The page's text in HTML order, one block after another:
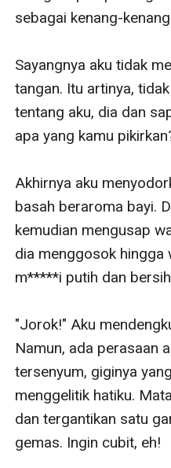
sebagai kenang-
Sayangnya aku tidak
tangan. Itu artinya,
tentang aku, dia dan
apa yang kamu
Akhirnya aku
basah beraroma bayi.
kemudian mengusap
dia menggosok hingga
m*****i putih dan
"Jorok!" Aku
Namun, ada perasaan
tersenyum, giginya
menggelitik hatiku.
dan tergantikan satu
gemas. Ingin cubit, eh!